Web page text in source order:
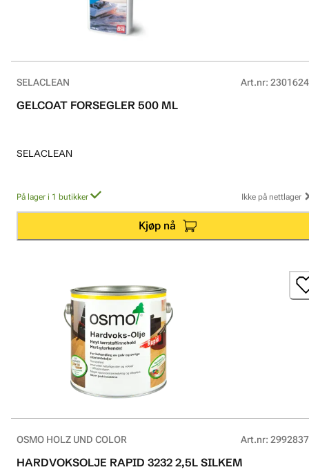
SELACLEAN Art.nr:
GELCOAT FORSEGLER 500 ML
SELACLEAN
På lager i 1 butikker Ikke på nettlager
Kjøp nå
OSMO HOLZ UND COLOR Art.nr:
HARDVOKSOLJE RAPID 3232 2,5L SILKEM